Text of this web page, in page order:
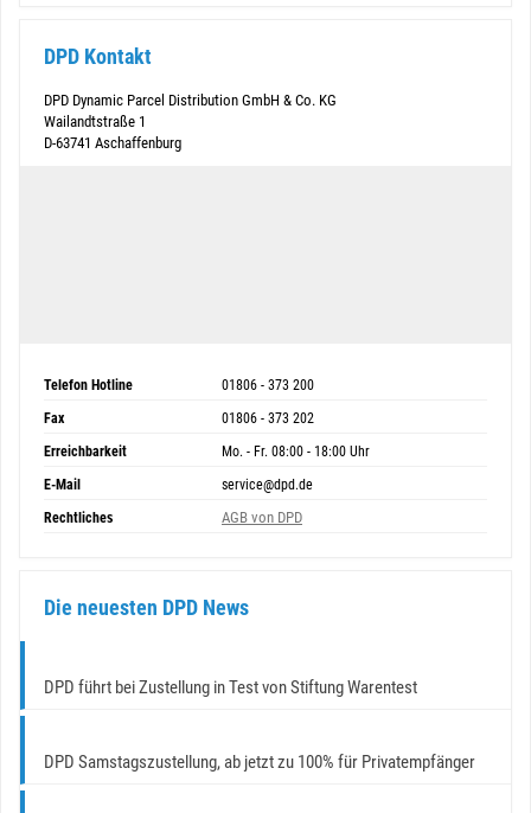
DPD Kontakt
DPD Dynamic Parcel Distribution GmbH & Co. KG
Wailandtstraße 1
D-63741 Aschaffenburg
Telefon Hotline
01806 - 373 200
Fax
01806 - 373 202
Erreichbarkeit
Mo. - Fr. 08:00 - 18:00 Uhr
E-Mail
service@dpd.de
Rechtliches
AGB von DPD
Die neuesten DPD News
DPD führt bei Zustellung in Test von Stiftung Warentest
DPD Samstagszustellung, ab jetzt zu 100% für Privatempfänger